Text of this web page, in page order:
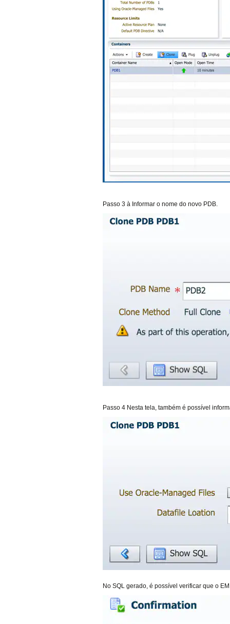
Passo 3 à Informar o nome do novo PDB.
Passo 4 Nesta tela, também é possível
No SQL gerado, é possível verificar que o